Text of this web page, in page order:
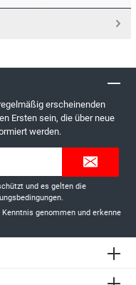
erscheinenden
Ersten sein, die über neue
werden.
und es gelten die
.
Kenntnis genommen und erkenne